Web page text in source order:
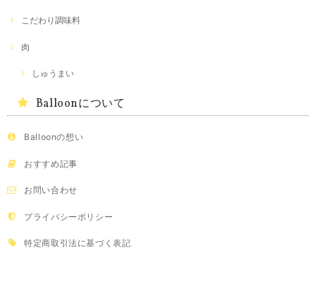
こだわり調味料
肉
しゅうまい
Balloonについて
Balloonの想い
おすすめ記事
お問い合わせ
プライバシーポリシー
特定商取引法に基づく表記